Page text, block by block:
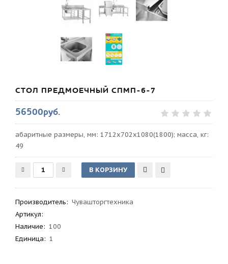
СТОЛ ПРЕДМОЕЧНЫЙ СПМП-6-7
56500руб.
абаритные размеры, мм: 1712х702х1080(1800); масса, кг:
49
Производитель: Чувашторгтехника
Артикул:
Наличие: 100
Единица: 1